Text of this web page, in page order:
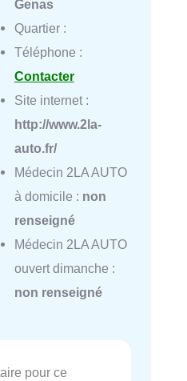
Genas
Quartier :
Téléphone :
Contacter
Site internet :
http://www.2la-
auto.fr/
Médecin 2LA AUTO
à domicile : non
renseigné
Médecin 2LA AUTO
ouvert dimanche :
non renseigné
pour ce